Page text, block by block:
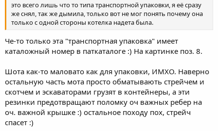
это всего лишь что то типа транспортной упаковки, я её сразу
же снял, так же дымила, только вот не мог понять почему она
только с одной стороны котелка надета была.
Че-то только эта "транспортная упаковка" имеет
каталожный номер в паткаталоге :) На картинке поз. 8.
Шота как-то маловато как для упаковки, ИМХО. Наверно
остальную часть мота просто обматывають стрейчем и
скотчем и эскаваторами грузят в контейнеры, а эти
резинки предотвращают поломку оч важных ребер на
оч. важной крышке :) остальное походу пох, стрейч
спасет :)